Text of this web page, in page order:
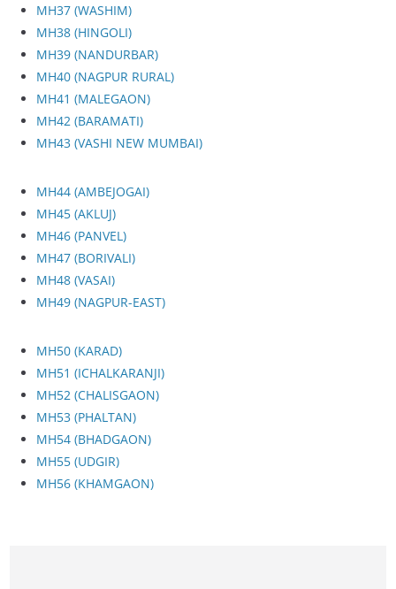
MH37 (WASHIM)
MH38 (HINGOLI)
MH39 (NANDURBAR)
MH40 (NAGPUR RURAL)
MH41 (MALEGAON)
MH42 (BARAMATI)
MH43 (VASHI NEW MUMBAI)
MH44 (AMBEJOGAI)
MH45 (AKLUJ)
MH46 (PANVEL)
MH47 (BORIVALI)
MH48 (VASAI)
MH49 (NAGPUR-EAST)
MH50 (KARAD)
MH51 (ICHALKARANJI)
MH52 (CHALISGAON)
MH53 (PHALTAN)
MH54 (BHADGAON)
MH55 (UDGIR)
MH56 (KHAMGAON)